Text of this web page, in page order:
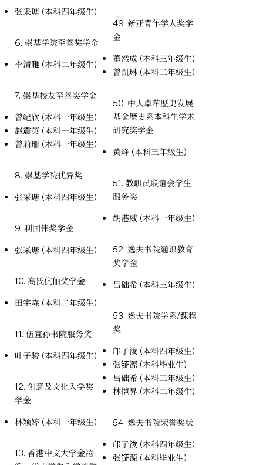
张采瑭 (本科四年级生)
6. 崇基学院至善奖学金
李清雅 (本科二年级生)
7. 崇基校友至善奖学金
曾纪欣 (本科一年级生)
赵震英 (本科一年级生)
曾莉珊 (本科一年级生)
8. 崇基学院优异奖
张采瑭 (本科四年级生)
9. 利国伟奖学金
张采瑭 (本科四年级生)
10. 高氏伉俪奖学金
田宇森 (本科二年级生)
11. 伍宜孙书院服务奖
叶子骏 (本科四年级生)
12. 创意及文化入学奖
学金
林颖婷 (本科一年级生)
13. 香港中文大学金禧
49. 新亚青年学人奖学
金
董然成 (本科三年级生)
曾凯琳 (本科二年级生)
50. 中大卓荦歷史发展
基金歷史系本科生学术
研究奖学金
黄烽 (本科三年级生)
51. 教职员联谊会学生
服务奖
胡港威 (本科一年级生)
52. 逸夫书院通识教育
奖学金
吕础希 (本科三年级生)
53. 逸夫书院学系/课程
奖
邝子浚 (本科四年级生)
张钲源 (本科毕业生)
吕础希 (本科三年级生)
林恺昇 (本科二年级生)
54. 逸夫书院荣誉奖状
邝子浚 (本科四年级生)
张钲源 (本科毕业生)